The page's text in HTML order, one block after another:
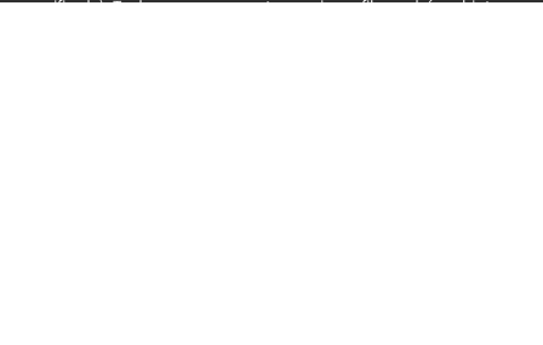
verificada) ¡Te daremos acceso a tu propio perfil y podrás subir tus